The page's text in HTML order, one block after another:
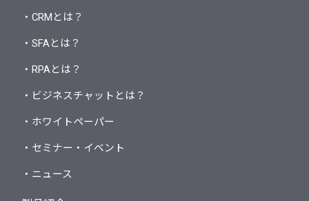
・CRMとは？
・SFAとは？
・RPAとは？
・ビジネスチャットとは？
・ホワイトペーパー
・セミナー・イベント
・ニュース